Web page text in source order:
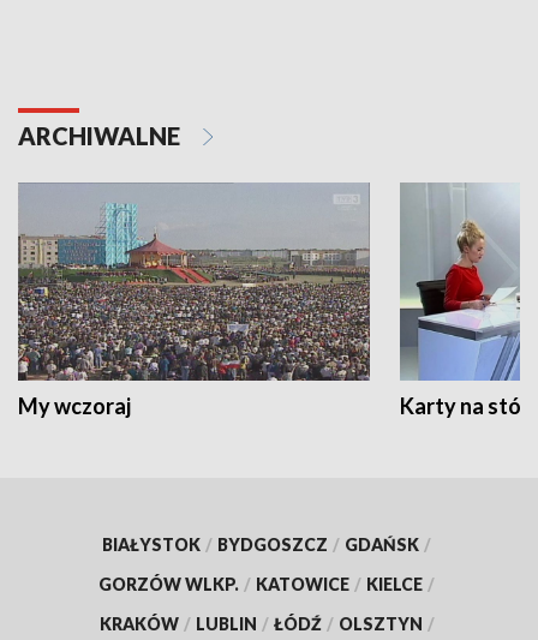
ARCHIWALNE
My wczoraj Karty na
BIAŁYSTOK / BYDGOSZCZ / GDAŃSK /
GORZÓW WLKP. / KATOWICE / KIELCE /
KRAKÓW / LUBLIN / ŁÓDŹ / OLSZTYN /